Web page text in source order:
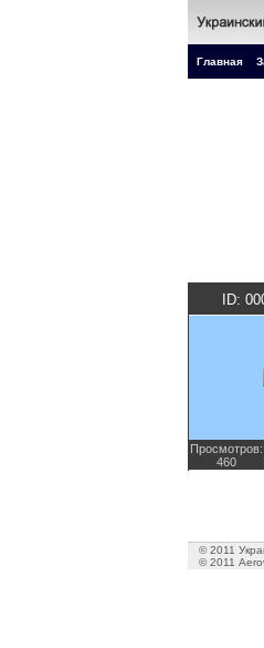
Главная
ID:
Просмотров:
460
© 2011
© 2011